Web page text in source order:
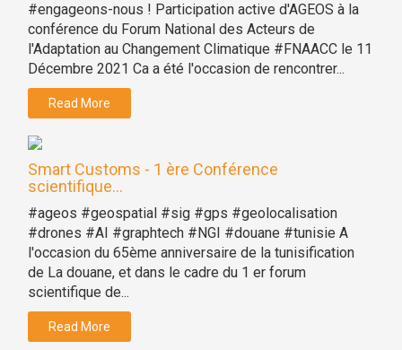
#engageons-nous ! Participation active d'AGEOS à la
conférence du Forum National des Acteurs de
l'Adaptation au Changement Climatique #FNAACC le 11
Décembre 2021 Ca a été l'occasion de rencontrer...
Read More
Smart Customs - 1 ère Conférence
scientifique...
#ageos #geospatial #sig #gps #geolocalisation
#drones #AI #graphtech #NGI #douane #tunisie A
l'occasion du 65ème anniversaire de la tunisification
de La douane, et dans le cadre du 1 er forum
scientifique de...
Read More